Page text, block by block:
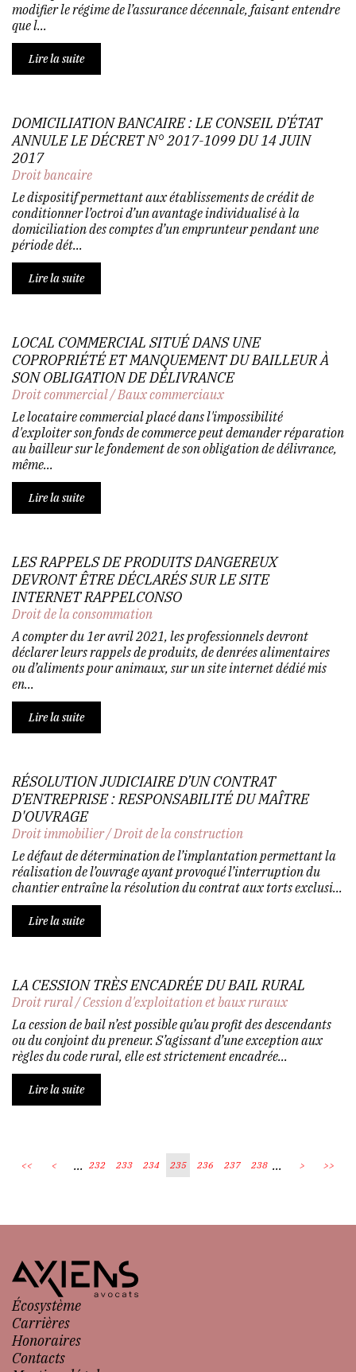
modifier le régime de l’assurance décennale, faisant entendre
que l...
Lire la suite
DOMICILIATION BANCAIRE : LE CONSEIL D’ÉTAT
ANNULE LE DÉCRET N° 2017-1099 DU 14 JUIN
2017
Droit bancaire
Le dispositif permettant aux établissements de crédit de
conditionner l’octroi d’un avantage individualisé à la
domiciliation des comptes d’un emprunteur pendant une
période dét...
Lire la suite
LOCAL COMMERCIAL SITUÉ DANS UNE
COPROPRIÉTÉ ET MANQUEMENT DU BAILLEUR À
SON OBLIGATION DE DÉLIVRANCE
Droit commercial/Baux commerciaux
Le locataire commercial placé dans l'impossibilité
d'exploiter son fonds de commerce peut demander réparation
au bailleur sur le fondement de son obligation de délivrance,
même...
Lire la suite
LES RAPPELS DE PRODUITS DANGEREUX
DEVRONT ÊTRE DÉCLARÉS SUR LE SITE
INTERNET RAPPELCONSO
Droit de la consommation
A compter du 1er avril 2021, les professionnels devront
déclarer leurs rappels de produits, de denrées alimentaires
ou d’aliments pour animaux, sur un site internet dédié mis
en...
Lire la suite
RÉSOLUTION JUDICIAIRE D’UN CONTRAT
D’ENTREPRISE : RESPONSABILITÉ DU MAÎTRE
D'OUVRAGE
Droit immobilier/Droit de la construction
Le défaut de détermination de l’implantation permettant la
réalisation de l’ouvrage ayant provoqué l’interruption du
chantier entraîne la résolution du contrat aux torts exclusi...
Lire la suite
LA CESSION TRÈS ENCADRÉE DU BAIL RURAL
Droit rural/Cession d'exploitation et baux ruraux
La cession de bail n’est possible qu’au profit des descendants
ou du conjoint du preneur. S’agissant d’une exception aux
règles du code rural, elle est strictement encadrée...
Lire la suite
<< < ... 232 233 234 235 236 237 238 ... > >>
Écosystème
Carrières
Honoraires
Contacts